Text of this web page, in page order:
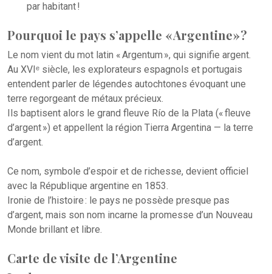
par habitant !
Pourquoi le pays s’appelle « Argentine » ?
Le nom vient du mot latin « Argentum », qui signifie argent.
Au XVIᵉ siècle, les explorateurs espagnols et portugais
entendent parler de légendes autochtones évoquant une
terre regorgeant de métaux précieux.
Ils baptisent alors le grand fleuve Río de la Plata (« fleuve
d’argent ») et appellent la région Tierra Argentina — la terre
d’argent.
Ce nom, symbole d’espoir et de richesse, devient officiel
avec la République argentine en 1853.
Ironie de l’histoire : le pays ne possède presque pas
d’argent, mais son nom incarne la promesse d’un Nouveau
Monde brillant et libre.
Carte de visite de l’Argentine